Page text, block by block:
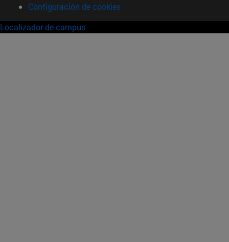
Configuración de cookies
Localizador de campus